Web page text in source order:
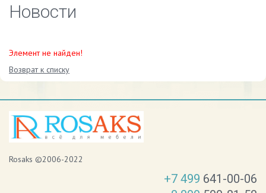
Новости
Элемент не найден!
Возврат к списку
Rosaks ©2006-2022
+7 499 641-00-06